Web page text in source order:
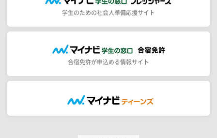
学生のための社会人準備応援サイト
合宿免許が申込める情報サイト